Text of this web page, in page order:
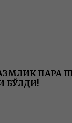
ПАРА
БЎЛДИ!